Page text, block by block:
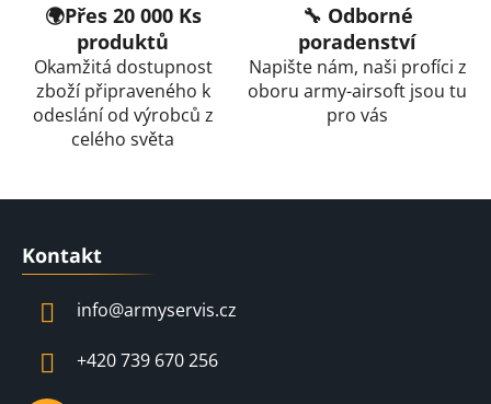
🌍Přes 20 000 Ks
produktů
Okamžitá dostupnost
zboží připraveného k
odeslání od výrobců z
celého světa
🔧 Odborné
poradenství
Napište nám, naši profíci z
oboru army-airsoft jsou tu
pro vás
Z
Kontakt
info@armyservis.cz
+420 739 670 256